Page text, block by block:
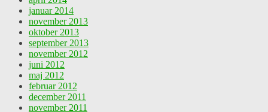
januar 2014
november 2013
oktober 2013
september 2013
november 2012
juni 2012
maj 2012
februar 2012
december 2011
november 2011